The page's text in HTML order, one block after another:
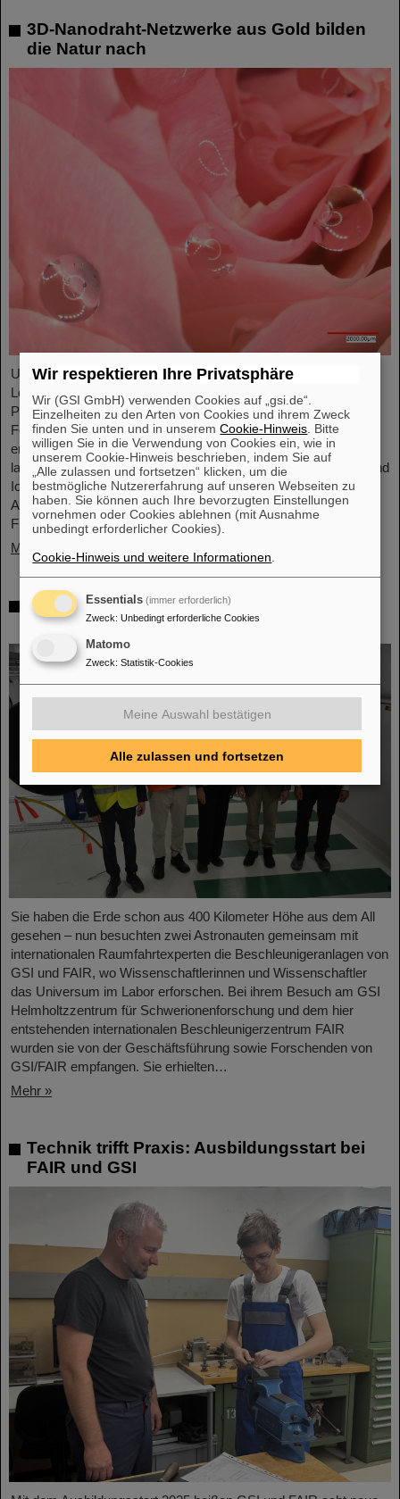
3D-Nanodraht-Netzwerke aus Gold bilden
die Natur nach
Unter Führung von Professorin María Eugenia Toimil-Molares,
Leiterin der Abteilung Materialforschung von GSI/FAIR und
Professorin an der Technischen Universität Darmstadt, hat ein
Forschungsteam neuartige Oberflächen aus Goldnanodrähten
entwickelt, deren Benetzungsverhalten sich gezielt steuern
lassen. Diese Materialien, hergestellt durch Elektrodeposition und
Ionenspur-Nanotechnologie, eröffnen neue Perspektiven für
Anwendungen in mikrofluidischen Geräten, im
Flüssigkeitstransport und in der…
Mehr »
Von der Raumstation ins Forschungslabor:
Astronauten zu Gast bei GSI und FAIR
Sie haben die Erde schon aus 400 Kilometer Höhe aus dem All
gesehen – nun besuchten zwei Astronauten gemeinsam mit
internationalen Raumfahrtexperten die Beschleunigeranlagen von
GSI und FAIR, wo Wissenschaftlerinnen und Wissenschaftler
das Universum im Labor erforschen. Bei ihrem Besuch am GSI
Helmholtzzentrum für Schwerionenforschung und dem hier
entstehenden internationalen Beschleunigerzentrum FAIR
wurden sie von der Geschäftsführung sowie Forschenden von
GSI/FAIR empfangen. Sie erhielten…
Mehr »
Technik trifft Praxis: Ausbildungsstart bei
FAIR und GSI
Wir respektieren Ihre Privatsphäre
Wir (GSI GmbH) verwenden Cookies auf „gsi.de“.
Einzelheiten zu den Arten von Cookies und ihrem Zweck
finden Sie unten und in unseremCookie-Hinweis . Bitte
willigen Sie in die Verwendung von Cookies ein, wie in
unserem Cookie-Hinweis beschrieben, indem Sie auf
„Alle zulassen und fortsetzen“ klicken, um die
bestmögliche Nutzererfahrung auf unseren Webseiten zu
haben. Sie können auch Ihre bevorzugten Einstellungen
vornehmen oder Cookies ablehnen (mit Ausnahme
unbedingt erforderlicher Cookies).
Cookie-Hinweis und weitere Informationen
Essentials (immer erforderlich)
Zweck: Unbedingt erforderliche Cookies
Matomo
Zweck: Statistik-Cookies
Meine Auswahl bestätigen
Alle zulassen und fortsetzen